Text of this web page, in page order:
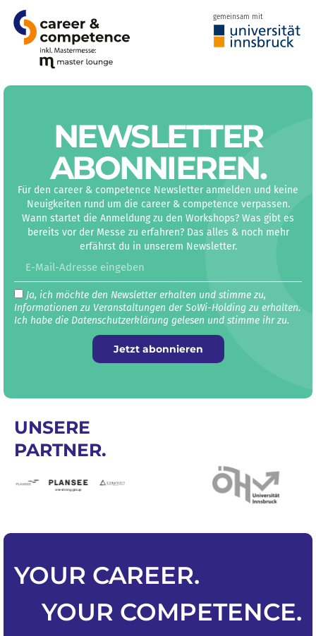
gemeinsam mit
NEWS­LETTER
ABON­NIEREN.
Für den career & competence Newsletter anmelden und keine
Neuigkeiten rund um die career & competence verpassen.
Wann startet die Anmeldung zu den Workshops? Was gibt es
bereits vor der Messe zu erfahren? Das alles & noch mehr
erfährst du in unserem Newsletter.
Ja, ich möchte den Newsletter erhalten und stimme zu,
Informationen zu Veranstaltungen der SoWi-Holding zu erhalten.
Ich habe die Datenschutz­erklärung gelesen und stimme ihr zu.
Jetzt abonnieren
UNSERE
PARTNER.
YOUR CAREER.
YOUR COMPETENCE.